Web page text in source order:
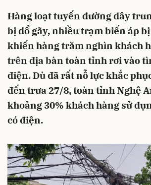
Hàng loạt tuyến đường dây
bị đổ gãy, nhiều trạm biến áp
khiến hàng trăm nghìn khách
trên địa bàn toàn tỉnh rơi vào
điện. Dù đã rất nỗ lực khắc
đến trưa 27/8, toàn tỉnh Nghệ
khoảng 30% khách hàng sử
có điện.